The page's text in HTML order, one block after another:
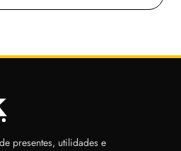
presentes, utilidades e